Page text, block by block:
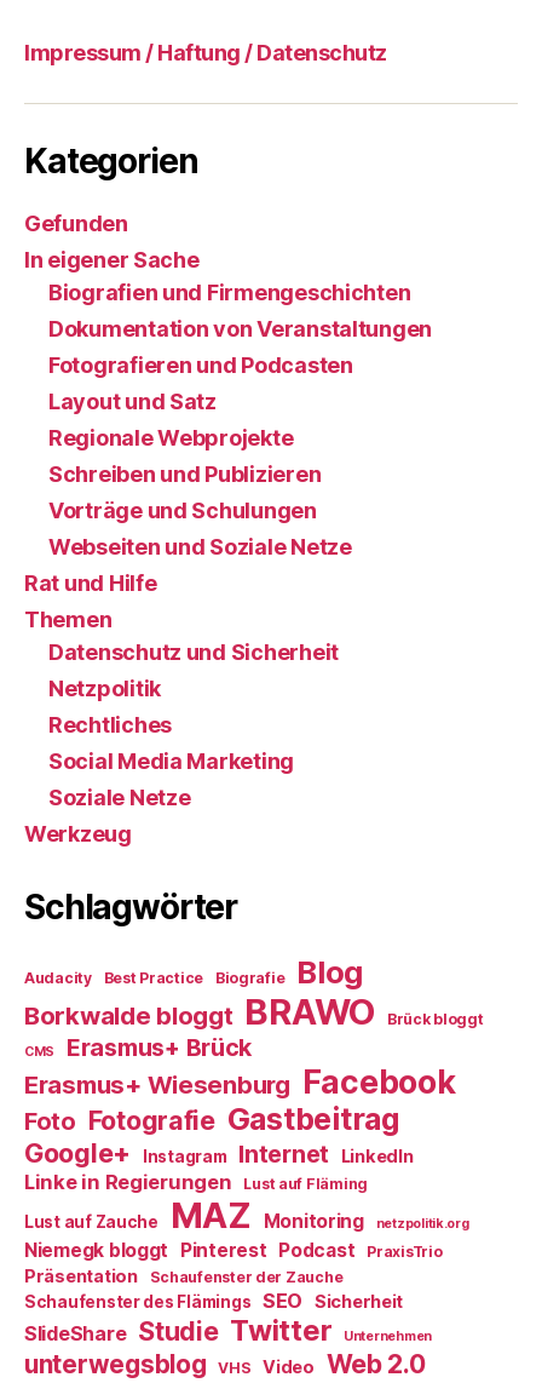
Impressum / Haftung / Datenschutz
Kategorien
Gefunden
In eigener Sache
Biografien und Firmengeschichten
Dokumentation von Veranstaltungen
Fotografieren und Podcasten
Layout und Satz
Regionale Webprojekte
Schreiben und Publizieren
Vorträge und Schulungen
Webseiten und Soziale Netze
Rat und Hilfe
Themen
Datenschutz und Sicherheit
Netzpolitik
Rechtliches
Social Media Marketing
Soziale Netze
Werkzeug
Schlagwörter
Audacity Best Practice Biografie Blog
Borkwalde bloggt BRAWO Brück bloggt
CMS
Erasmus+ Brück
Erasmus+ Wiesenburg Facebook
Foto Fotografie Gastbeitrag
Google+ Instagram Internet LinkedIn
Linke in Regierungen Lust auf Fläming
Lust auf Zauche MAZ Monitoring netzpolitik.org
Niemegk bloggt Pinterest Podcast PraxisTrio
Präsentation Schaufenster der Zauche
Schaufenster des Flämings SEO Sicherheit
SlideShare Studie Twitter Unternehmen
unterwegsblog VHS Video Web 2.0